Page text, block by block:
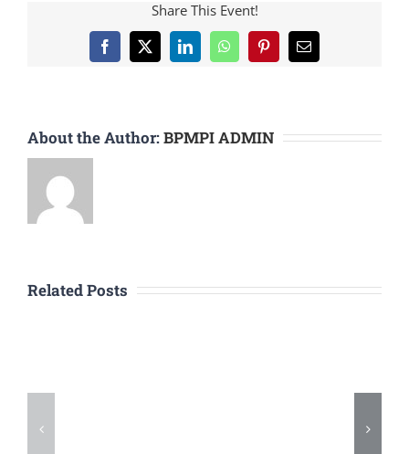
Share This Event!
Facebook
X LinkedInWhatsAppPinterestEmail
About the Author:BPMPI ADMIN
Related Posts